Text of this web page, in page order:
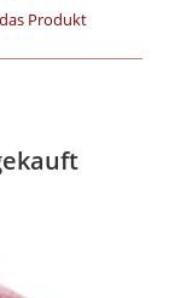
Produkt